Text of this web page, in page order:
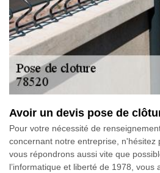
Avoir un devis pose de
Pour votre nécessité de
concernant notre entreprise, n'hésitez
vous répondrons aussi vite que
l’informatique et liberté de 1978,